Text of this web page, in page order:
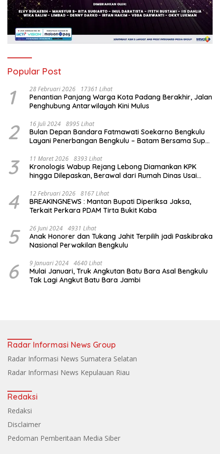
Popular Post
1 28 Februari 2026 17361 Lihat
Penantian Panjang Warga Kota Padang Berakhir, Jalan
Penghubung Antarwilayah Kini Mulus
2 16 Juli 2024 8995 Lihat
Bulan Depan Bandara Fatmawati Soekarno Bengkulu
Layani Penerbangan Bengkulu – Batam Bersama Super
3 11 Maret 2026 8393 Lihat
Kronologis Wabup Rejang Lebong Diamankan KPK
hingga Dilepaskan, Berawal dari Rumah Dinas Usai
4 12 Februari 2026 8167 Lihat
BREAKINGNEWS : Mantan Bupati Diperiksa Jaksa,
Terkait Perkara PDAM Tirta Bukit Kaba
5 26 Juni 2024 4931 Lihat
Anak Honorer dan Tukang Jahit Terpilih jadi Paskibraka
Nasional Perwakilan Bengkulu
6 9 Januari 2024 4640 Lihat
Mulai Januari, Truk Angkutan Batu Bara Asal Bengkulu
Tak Lagi Angkut Batu Bara Jambi
Radar Informasi News Group
Radar Informasi News Sumatera Selatan
Radar Informasi News Kepulauan Riau
Redaksi
Redaksi
Disclaimer
Pedoman Pemberitaan Media Siber